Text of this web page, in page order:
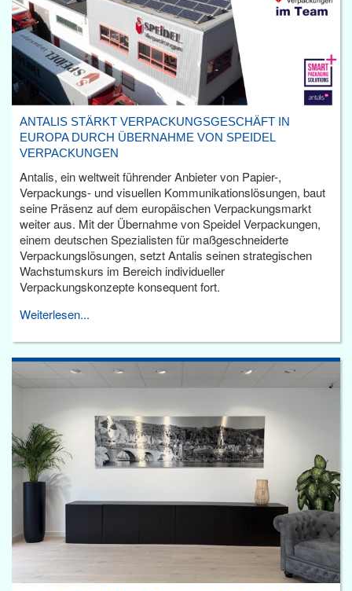
ANTALIS STÄRKT VERPACKUNGSGESCHÄFT IN
EUROPA DURCH ÜBERNAHME VON SPEIDEL
VERPACKUNGEN
Antalis, ein weltweit führender Anbieter von Papier-,
Verpackungs- und visuellen Kommunikationslösungen, baut
seine Präsenz auf dem europäischen Verpackungsmarkt
weiter aus. Mit der Übernahme von Speidel Verpackungen,
einem deutschen Spezialisten für maßgeschneiderte
Verpackungslösungen, setzt Antalis seinen strategischen
Wachstumskurs im Bereich individueller
Verpackungskonzepte konsequent fort.
Weiterlesen...